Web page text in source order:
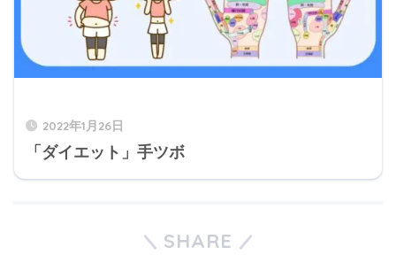
2022年1月26日
「ダイエット」手ツボ
SHARE